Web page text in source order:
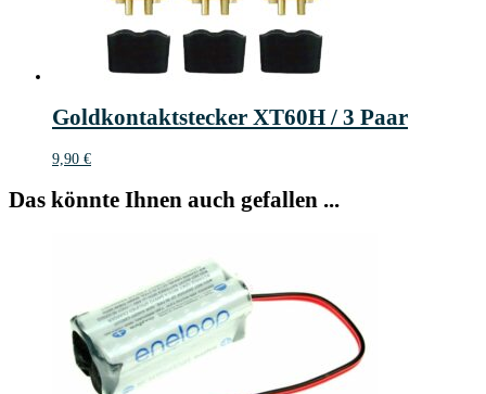
Goldkontaktstecker XT60H / 3 Paar
9,90 €
Das könnte Ihnen auch gefallen ...